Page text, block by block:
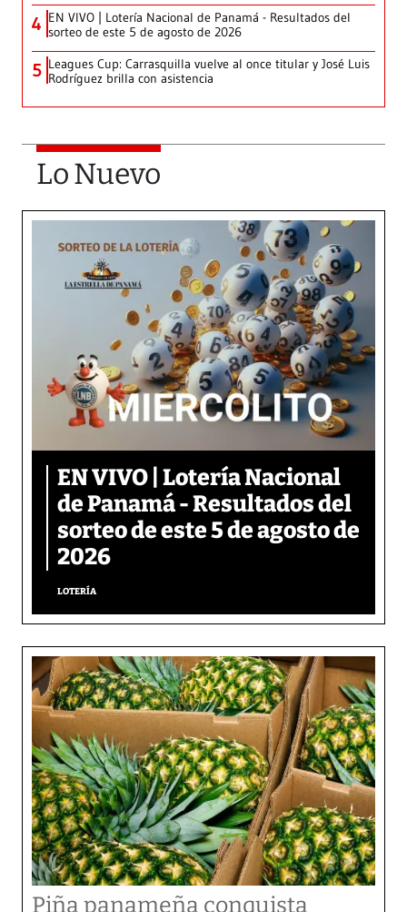
4 EN VIVO | Lotería Nacional de Panamá - Resultados del
sorteo de este 5 de agosto de 2026
5 Leagues Cup: Carrasquilla vuelve al once titular y José Luis
Rodríguez brilla con asistencia
Lo Nuevo
EN VIVO | Lotería Nacional
de Panamá - Resultados del
sorteo de este 5 de agosto de
2026
LOTERÍA
Piña panameña conquista